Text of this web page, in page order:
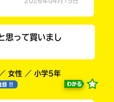
思って買いまし
女性 ／ 小学5年
目 !! わかる